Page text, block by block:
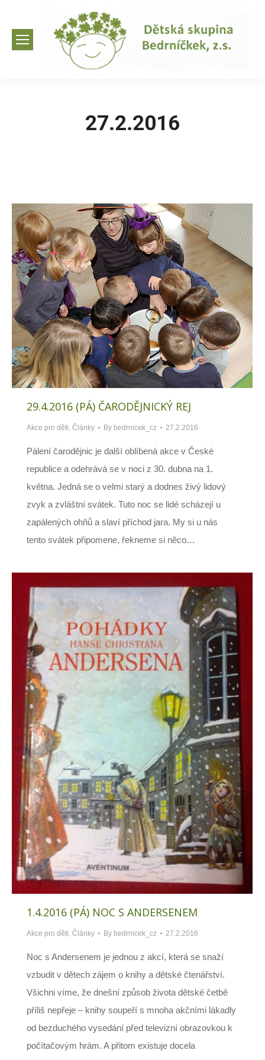
27.2.2016
29.4.2016 (PÁ) ČARODĚJNICKÝ REJ
Akce pro děti, Články By bedrnicek_cz 27.2.2016
Pálení čarodějnic je další oblíbená akce v České
republice a odehrává se v noci z 30. dubna na 1.
května. Jedná se o velmi starý a dodnes živý lidový
zvyk a zvláštní svátek. Tuto noc se lidé scházejí u
zapálených ohňů a slaví příchod jara. My si u nás
tento svátek připomene, řekneme si něco…
1.4.2016 (PÁ) NOC S ANDERSENEM
Akce pro děti, Články By bedrnicek_cz 27.2.2016
Noc s Andersenem je jednou z akcí, která se snaží
vzbudit v dětech zájem o knihy a dětské čtenářství.
Všichni víme, že dnešní způsob života dětské četbě
příliš nepřeje – knihy soupeří s mnoha akčními lákadly
od bezduchého vysedání před televizní obrazovkou k
počítačovým hrám. A přitom existuje docela